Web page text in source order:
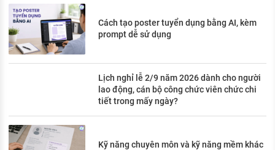
Cách tạo poster tuyển dụng bằng AI, kèm
prompt dễ sử dụng
Lịch nghỉ lễ 2/9 năm 2026 dành cho người
lao động, cán bộ công chức viên chức chi
tiết trong mấy ngày?
Kỹ năng chuyên môn và kỹ năng mềm khác